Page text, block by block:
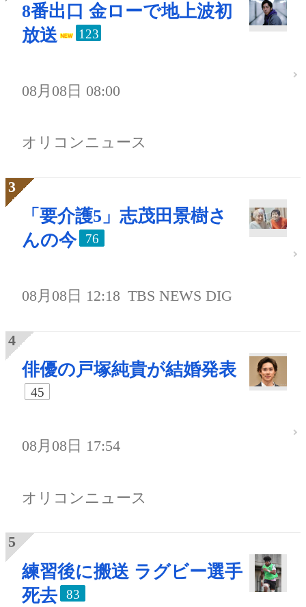
8番出口 金ローで地上波初
放送
123
08月08日 08:00
オリコンニュース
「要介護5」志茂田景樹さ
んの今
76
08月08日 12:18 TBS NEWS DIG
俳優の戸塚純貴が結婚発表
45
08月08日 17:54
オリコンニュース
練習後に搬送 ラグビー選手
死去
83